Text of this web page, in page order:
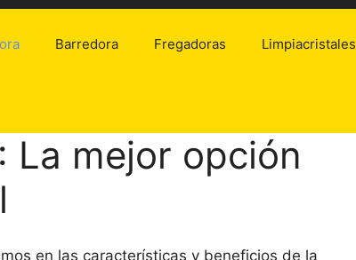
Barredora Fregadoras Limpiacristales
La mejor opción
en las características y beneficios de la